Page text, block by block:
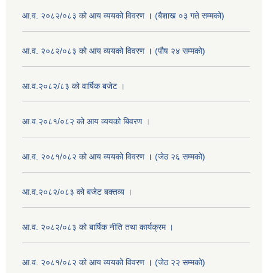
आ.व. २०८२/०८३ को आय व्ययको विवरण । (बैशाख ०३ गते सम्मको)
आ.व. २०८२/०८३ को आय व्ययको विवरण । (पौष २४ सम्मको)
आ.व.२०८२/८३ को वार्षिक बजेट ।
आ.व.२०८१/०८२ को आय व्ययको बिवरण ।
आ.व. २०८१/०८२ को आय व्ययको विवरण । (जेठ २६ सम्मको)
आ.व.२०८२/०८३ को बजेट बक्तव्य ।
आ.व. २०८२/०८३ को बार्षिक नीति तथा कार्यक्रम ।
आ.व. २०८१/०८२ को आय व्ययको विवरण । (जेठ २२ सम्मको)